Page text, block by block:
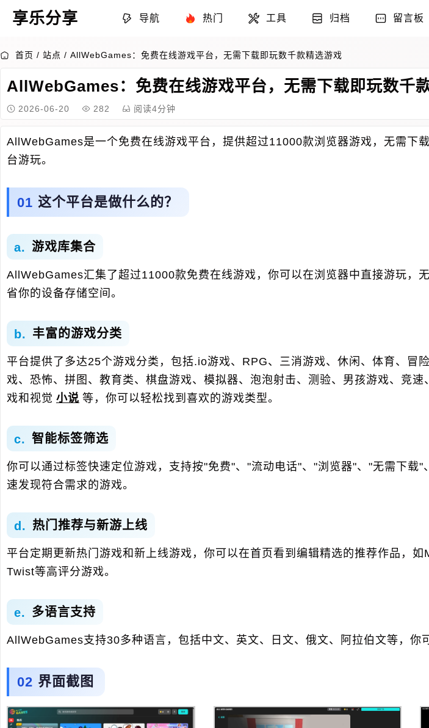
享乐分享 导航 热门 工具 归档 留言板
首页 / 站点 / AllWebGames：免费在线游戏平台，无需下载即玩数千款精选游戏
AllWebGames：免费在线游戏平台，无需下载即玩数千
2026-06-20 282 阅读4分钟
AllWebGames是一个免费在线游戏平台，提供超过11000款浏览器游戏，无需下
台游玩。
这个平台是做什么的？
游戏库集合
AllWebGames汇集了超过11000款免费在线游戏，你可以在浏览器中直接游玩，
省你的设备存储空间。
丰富的游戏分类
平台提供了多达25个游戏分类，包括.io游戏、RPG、三消游戏、休闲、体育、冒
戏、恐怖、拼图、教育类、棋盘游戏、模拟器、泡泡射击、测验、男孩游戏、竞
戏和视觉 小说 等，你可以轻松找到喜欢的游戏类型。
智能标签筛选
你可以通过标签快速定位游戏，支持按"免费"、"流动电话"、"浏览器"、"无需下载
速发现符合需求的游戏。
热门推荐与新游上线
平台定期更新热门游戏和新上线游戏，你可以在首页看到编辑精选的推荐作品，
Twist等高评分游戏。
多语言支持
AllWebGames支持30多种语言，包括中文、英文、日文、俄文、阿拉伯文等，你
界面截图